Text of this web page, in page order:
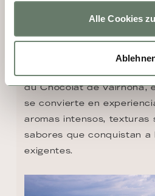
Alle Cookies
destino irresistible para
y el chocolate. Entre
nacen los prestigiosos
du Chocolat de Valrhona,
se convierte en
aromas intensos, texturas
sabores que conquistan a
exigentes.